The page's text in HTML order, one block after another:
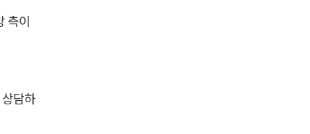
측이
담하